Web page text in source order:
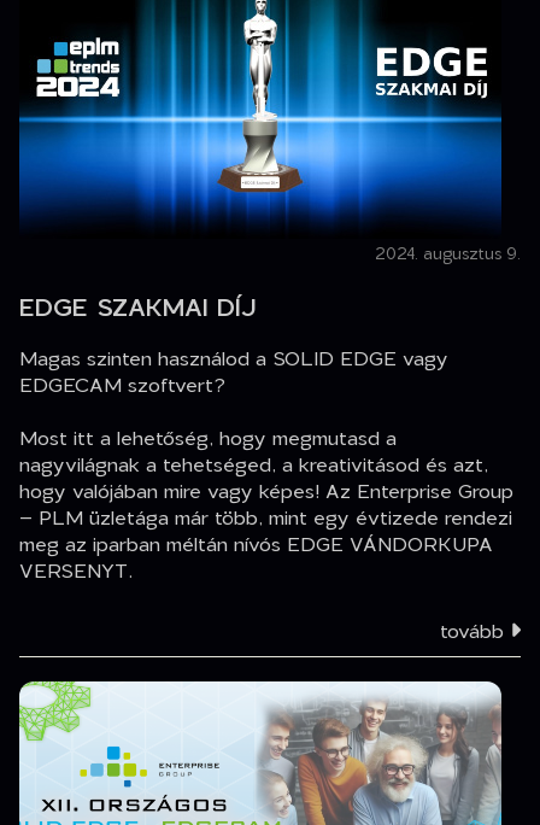
2024. augusztus 9.
EDGE SZAKMAI DÍJ
Magas szinten használod a SOLID EDGE vagy
EDGECAM szoftvert?
Most itt a lehetőség, hogy megmutasd a
nagyvilágnak a tehetséged, a kreativitásod és azt,
hogy valójában mire vagy képes! Az Enterprise Group
– PLM üzletága már több, mint egy évtizede rendezi
meg az iparban méltán nívós EDGE VÁNDORKUPA
VERSENYT.
tovább